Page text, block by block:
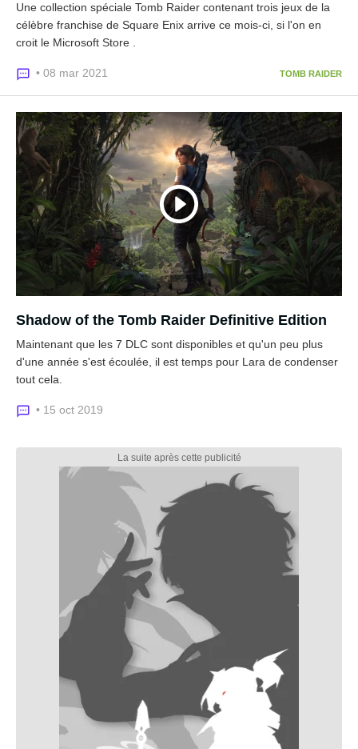
Une collection spéciale Tomb Raider contenant trois jeux de la
célèbre franchise de Square Enix arrive ce mois-ci, si l'on en
croit le Microsoft Store .
• 08 mar 2021 TOMB RAIDER
Shadow of the Tomb Raider Definitive Edition
Maintenant que les 7 DLC sont disponibles et qu'un peu plus
d'une année s'est écoulée, il est temps pour Lara de condenser
tout cela.
• 15 oct 2019